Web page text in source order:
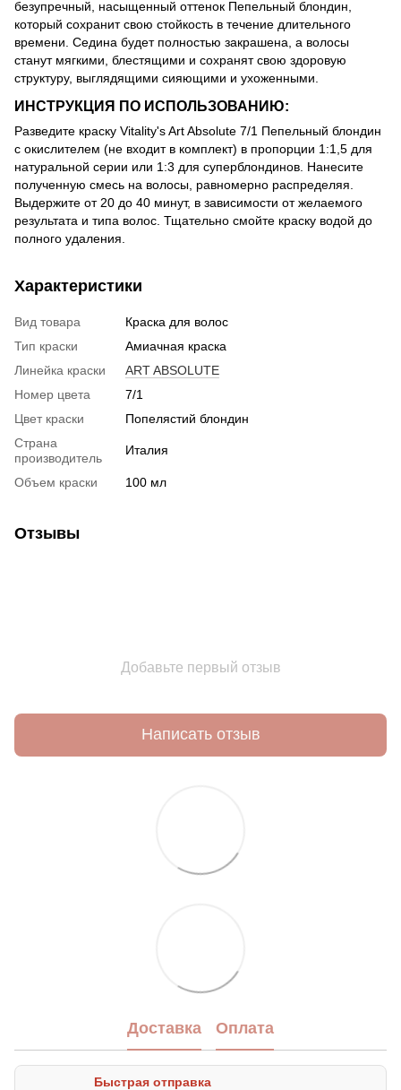
безупречный, насыщенный оттенок Пепельный блондин,
который сохранит свою стойкость в течение длительного
времени. Седина будет полностью закрашена, а волосы
станут мягкими, блестящими и сохранят свою здоровую
структуру, выглядящими сияющими и ухоженными.
ИНСТРУКЦИЯ ПО ИСПОЛЬЗОВАНИЮ:
Разведите краску Vitality's Art Absolute 7/1 Пепельный блондин
с окислителем (не входит в комплект) в пропорции 1:1,5 для
натуральной серии или 1:3 для суперблондинов. Нанесите
полученную смесь на волосы, равномерно распределяя.
Выдержите от 20 до 40 минут, в зависимости от желаемого
результата и типа волос. Тщательно смойте краску водой до
полного удаления.
Характеристики
Вид товара
Краска для волос
Тип краски
Амиачная краска
Линейка краски
ART ABSOLUTE
Номер цвета
7/1
Цвет краски
Попелястий блондин
Страна
производитель
Италия
Объем краски 100 мл
Отзывы
Добавьте первый отзыв
Написать отзыв
Доставка Оплата
Быстрая отправка